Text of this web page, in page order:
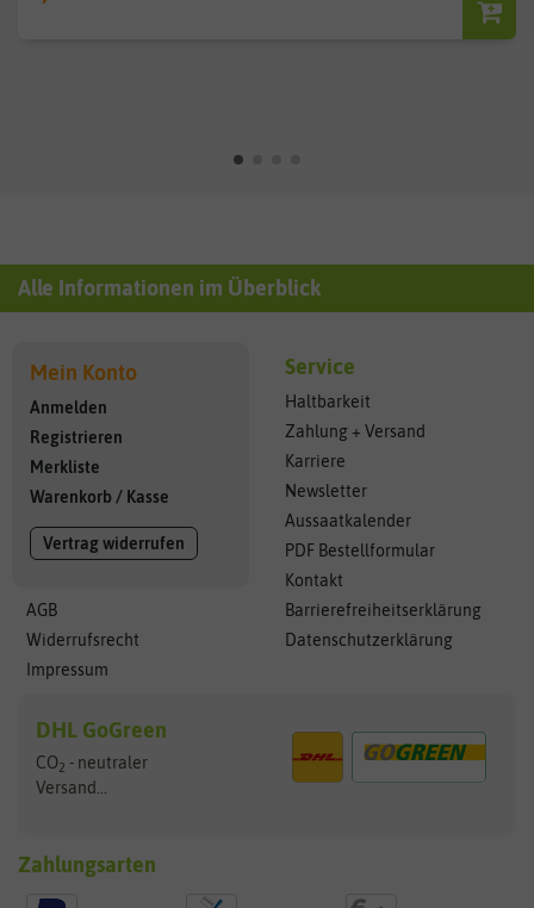
Alle Informationen im Überblick
Mein Konto
Anmelden
Registrieren
Merkliste
Warenkorb / Kasse
Vertrag widerrufen
AGB
Widerrufsrecht
Impressum
Service
Haltbarkeit
Zahlung + Versand
Karriere
Newsletter
Aussaatkalender
PDF Bestellformular
Kontakt
Barrierefreiheitserklärung
Datenschutzerklärung
DHL GoGreen
CO2 - neutraler
Versand...
Zahlungsarten